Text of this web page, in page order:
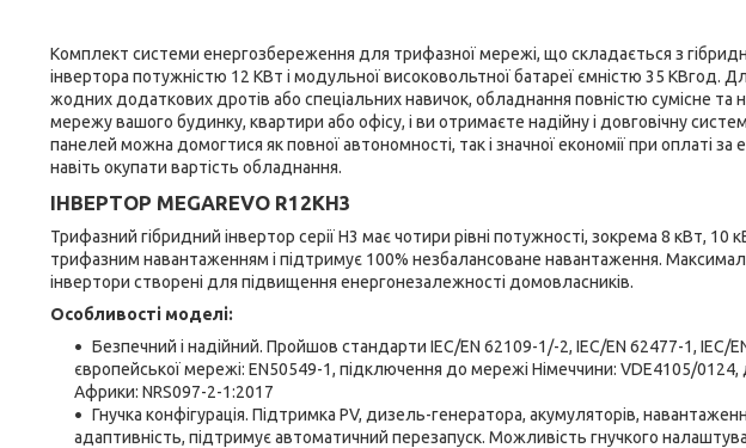
Комплект системи енергозбереження для трифазної мережі, що складається з
інвертора потужністю 12 КВт і модульної високовольтної батареї ємністю 35 КВгод.
жодних додаткових дротів або спеціальних навичок, обладнання повністю сумісне
мережу вашого будинку, квартири або офісу, і ви отримаєте надійну і довговічну
панелей можна домогтися як повної автономності, так і значної економії при оплаті
навіть окупати вартість обладнання.
ІНВЕРТОР MEGAREVO R12KH3
Трифазний гібридний інвертор серії H3 має чотири рівні потужності, зокрема 8 кВт, 10
трифазним навантаженням і підтримує 100% незбалансоване навантаження.
інвертори створені для підвищення енергонезалежності домовласників.
Особливості моделі:
Безпечний і надійний. Пройшов стандарти IEC/EN 62109-1/-2, IEC/EN 62477-1, IEC/
європейської мережі: EN50549-1, підключення до мережі Німеччини: VDE4105/0124,
Африки: NRS097-2-1:2017
Гнучка конфігурація. Підтримка PV, дизель-генератора, акумуляторів,
адаптивність, підтримує автоматичний перезапуск. Можливість гнучкого